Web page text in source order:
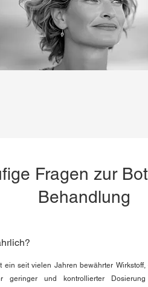
Fragen zur
Behandlung
ein seit vielen Jahren bewährter
geringer und kontrollierter